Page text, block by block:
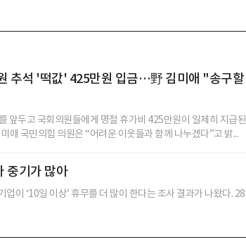
추석 '떡값' 425만원 입금…野 김미애 "송구할
앞두고 국회의원들에게 명절 휴가비 425만원이 일제히 지급된
애 국민의힘 의원은 “어려운 이웃들과 함께 나누겠다”고 밝...
중기가 많아
이 ‘10일 이상’ 휴무를 더 많이 한다는 조사 결과가 나왔다. 28